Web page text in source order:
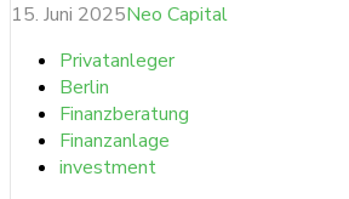
15. Juni 2025Neo Capital
Privatanleger
Berlin
Finanzberatung
Finanzanlage
investment